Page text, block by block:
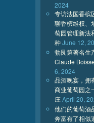
2024
专访法国香槟
聊香槟维权、
萄园管理新法
种June 12,
勃艮第著名生
Claude
6, 2024
品酒晚宴，拥
商业葡萄园之
庄April 20,
他们的葡萄酒
奔富有了相似